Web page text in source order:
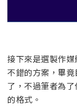
接下來是選製作
不錯的方案，畢
了，不過筆者為
的格式。